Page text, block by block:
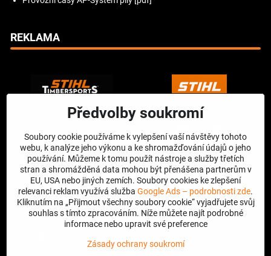
REKLAMA
Předvolby soukromí
Soubory cookie používáme k vylepšení vaší návštěvy tohoto
webu, k analýze jeho výkonu a ke shromažďování údajů o jeho
používání. Můžeme k tomu použít nástroje a služby třetích
stran a shromážděná data mohou být přenášena partnerům v
EU, USA nebo jiných zemích. Soubory cookies ke zlepšení
relevanci reklam využívá služba Google Ads – podrobnosti zde.
Kliknutím na „Přijmout všechny soubory cookie“ vyjadřujete svůj
souhlas s tímto zpracováním. Níže můžete najít podrobné
informace nebo upravit své preference
Zásady ochrany soukromí